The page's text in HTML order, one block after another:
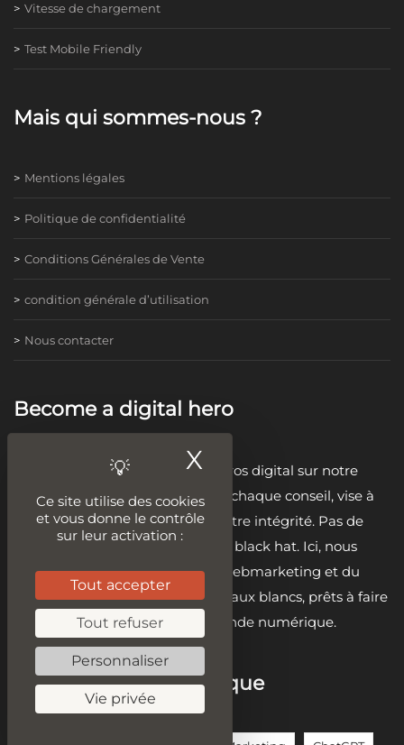
Vitesse de chargement
Test Mobile Friendly
Mais qui sommes-nous ?
Mentions légales
Politique de confidentialité
Conditions Générales de Vente
condition générale d’utilisation
Nous contacter
Become a digital hero
Embrassez votre rôle de héros digital sur notre
plateforme. 🦸‍♂️ Chaque leçon, chaque conseil, vise à
renforcer votre éthique et votre intégrité. Pas de
raccourcis, pas de tactiques black hat. Ici, nous
construisons des héros du webmarketing et du
développement avec des chapeaux blancs, prêts à faire
la différence dans le monde numérique.
Sur la même thématique
Ce site utilise des cookies
et vous donne le contrôle
sur leur activation :
Tout accepter
Tout refuser
Personnaliser
Vie privée
X Masquer le